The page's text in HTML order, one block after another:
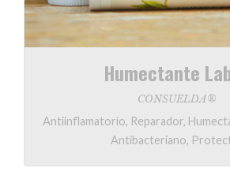
Humectante
CONSUELDA®
Antiinflamatorio, Reparador,
Antibacteriano,